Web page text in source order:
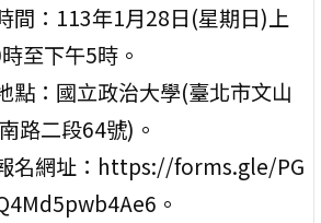
間：113年1月28日(星期日)上
至下午5時。
點：國立政治大學(臺北市文山
路二段64號)。
名網址：https://forms.gle/PG
。